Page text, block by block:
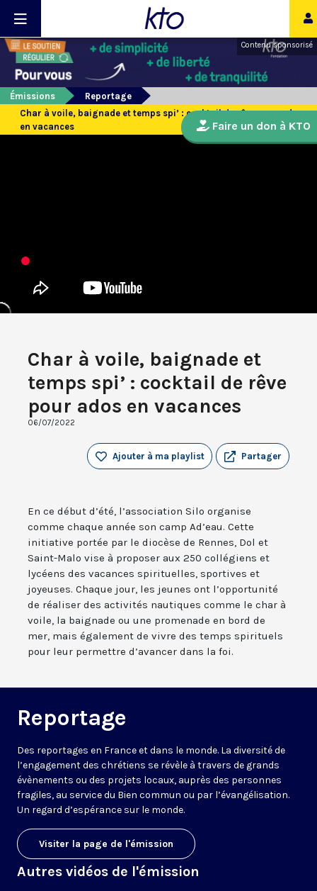
Contenu sponsorisé
Émissions
Reportage
Char à voile, baignade et temps spi’ : cocktail de rêve pour ados
en vacances
Char à voile, baignade et
temps spi’ : cocktail de rêve
pour ados en vacances
06/07/2022
Partager
Ajouter à ma playlist
En ce début d’été, l’association Silo organise
comme chaque année son camp Ad’eau. Cette
initiative portée par le diocèse de Rennes, Dol et
Saint-Malo vise à proposer aux 250 collégiens et
lycéens des vacances spirituelles, sportives et
joyeuses. Chaque jour, les jeunes ont l’opportunité
de réaliser des activités nautiques comme le char à
voile, la baignade ou une promenade en bord de
mer, mais également de vivre des temps spirituels
pour leur permettre d’avancer dans la foi.
Reportage
Des reportages en France et dans le monde. La diversité de
l’engagement des chrétiens se révèle à travers de grands
évènements ou des projets locaux, auprès des personnes
fragiles, au service du Bien commun ou par l’évangélisation.
Un regard d’espérance sur le monde.
Visiter la page de l'émission
Autres vidéos de l'émission
Faire un don à KTO